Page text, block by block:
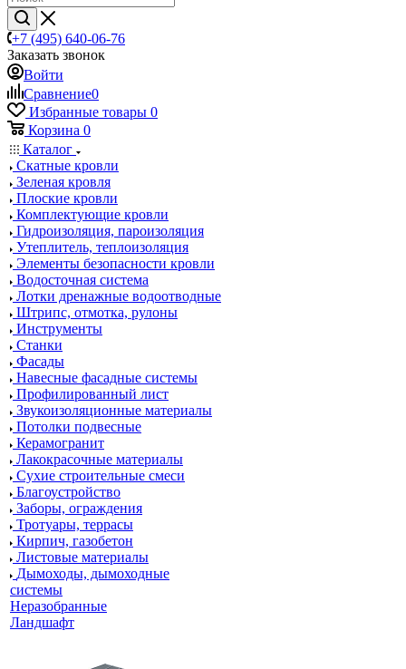
+7 (495) 640-06-76
Заказать звонок
Войти
Сравнение0
Избранные товары 0
Корзина 0
Каталог
Скатные кровли
Зеленая кровля
Плоские кровли
Комплектующие кровли
Гидроизоляция, пароизоляция
Утеплитель, теплоизоляция
Элементы безопасности кровли
Водосточная система
Лотки дренажные водоотводные
Штрипс, отмотка, рулоны
Инструменты
Станки
Фасады
Навесные фасадные системы
Профилированный лист
Звукоизоляционные материалы
Потолки подвесные
Керамогранит
Лакокрасочные материалы
Сухие строительные смеси
Благоустройство
Заборы, ограждения
Тротуары, террасы
Кирпич, газобетон
Листовые материалы
Дымоходы, дымоходные
системы
Неразобранные
Ландшафт